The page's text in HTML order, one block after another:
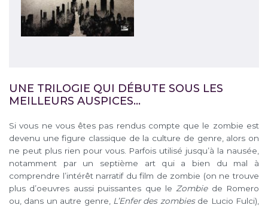
UNE TRILOGIE QUI DÉBUTE SOUS LES
MEILLEURS AUSPICES…
Si vous ne vous êtes pas rendus compte que le zombie est
devenu une figure classique de la culture de genre, alors on
ne peut plus rien pour vous. Parfois utilisé jusqu’à la nausée,
notamment par un septième art qui a bien du mal à
comprendre l’intérêt narratif du film de zombie (on ne trouve
plus d’oeuvres aussi puissantes que le Zombiede Romero
ou, dans un autre genre,
L’Enfer des zombiesde Lucio Fulci),